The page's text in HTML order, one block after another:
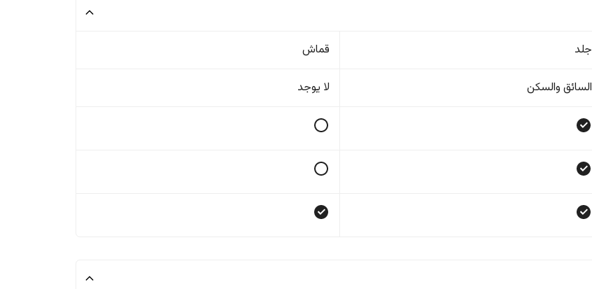
جلد قماش
السائق والسکن لا یوجد